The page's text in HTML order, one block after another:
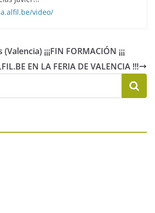
video/
¡¡¡FIN FORMACIÓN ¡¡¡
EN LA FERIA DE VALENCIA !!!